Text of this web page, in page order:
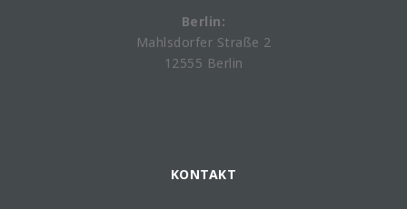
Berlin:
Mahlsdorfer Straße 2
12555 Berlin
KONTAKT